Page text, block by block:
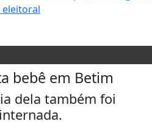
bebê em Betim
dela também foi